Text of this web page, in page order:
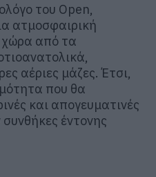
του Open,
ατμοσφαιρική
χώρα από τα
αέριες μάζες. Έτσι,
που θα
και απογευματινές
έντονης